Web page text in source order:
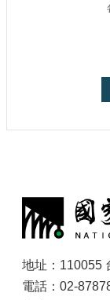
地址：110055
電話：02-